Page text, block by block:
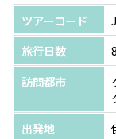
ヵ所をお選びい
【B】星空観賞
「テカポ湖」ま
1ヵ所をお選びい
【追加料金でお
ツアーコード
旅行日数
訪問都市
出発地